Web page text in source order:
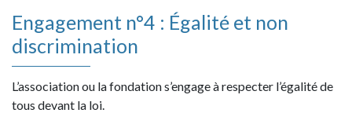
Engagement n°4 : Égalité et non
discrimination
L’association ou la fondation s’engage à respecter l’égalité de
tous devant la loi.